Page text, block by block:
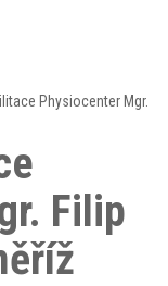
Physiocenter Mgr.
Filip